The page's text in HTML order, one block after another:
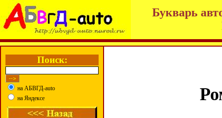
Букварь
Поиск:
на АБВГД-auto
на Яндексе